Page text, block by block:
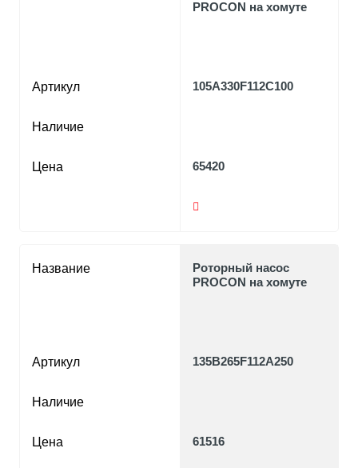
Артикул
Наличие
Цена
PROCON на хомуте
105A330F112C100
65420
Название
Артикул
Наличие
Цена
Роторный насос
PROCON на хомуте
135B265F112A250
61516